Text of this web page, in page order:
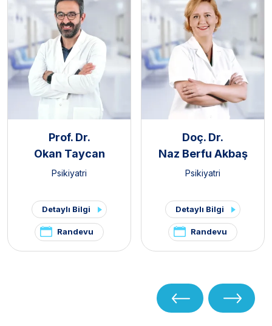
Prof. Dr.
Okan Taycan
Psikiyatri
Detaylı Bilgi
Randevu
Doç. Dr.
Naz Berfu Akbaş
Psikiyatri
Detaylı Bilgi
Randevu